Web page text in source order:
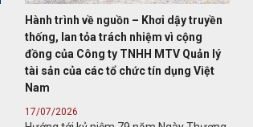
Hành trình về nguồn – Khơi dậy truyền
thống, lan tỏa trách nhiệm vì cộng
đồng của Công ty TNHH MTV Quản lý
tài sản của các tổ chức tín dụng Việt
Nam
17/07/2026